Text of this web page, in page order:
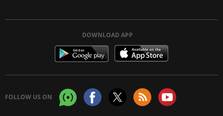
DOWNLOAD APP
FOLLOW US ON